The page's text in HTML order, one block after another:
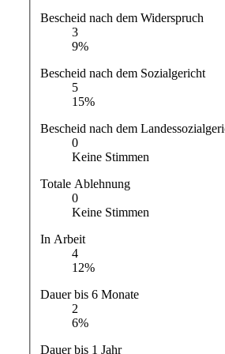
Bescheid nach dem Widerspruch
3
9%
Bescheid nach dem Sozialgericht
5
15%
Bescheid nach dem
0
Keine Stimmen
Totale Ablehnung
0
Keine Stimmen
In Arbeit
4
12%
Dauer bis 6 Monate
2
6%
Dauer bis 1 Jahr